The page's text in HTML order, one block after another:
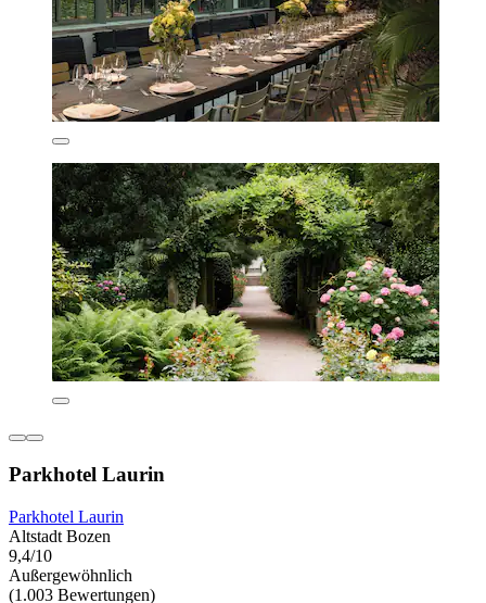
Parkhotel Laurin
Parkhotel Laurin
Altstadt Bozen
9,4/10
Außergewöhnlich
(1.003 Bewertungen)